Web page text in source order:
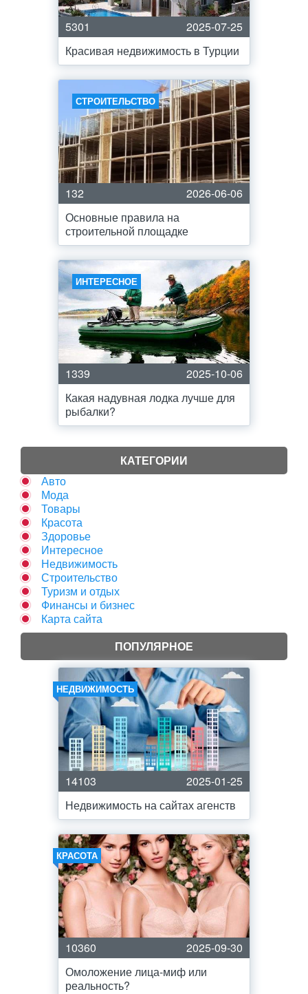
5301
2025-07-25
Красивая недвижимость в Турции
СТРОИТЕЛЬСТВО
132
2026-06-06
Основные правила на
строительной площадке
ИНТЕРЕСНОЕ
1339
2025-10-06
Какая надувная лодка лучше для
рыбалки?
КАТЕГОРИИ
Авто
Мода
Товары
Красота
Здоровье
Интересное
Недвижимость
Строительство
Туризм и отдых
Финансы и бизнес
Карта сайта
ПОПУЛЯРНОЕ
НЕДВИЖИМОСТЬ
14103
2025-01-25
Недвижимость на сайтах агенств
КРАСОТА
10360
2025-09-30
Омоложение лица-миф или
реальность?